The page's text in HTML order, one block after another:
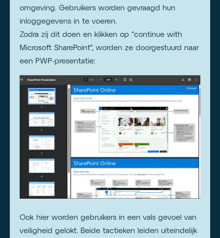
omgeving. Gebruikers worden gevraagd hun
inloggegevens in te voeren.
Zodra zij dit doen en klikken op “continue with
Microsoft SharePoint”, worden ze doorgestuurd naar
een PWP-presentatie:
Ook hier worden gebruikers in een vals gevoel van
veiligheid gelokt. Beide tactieken leiden uiteindelijk